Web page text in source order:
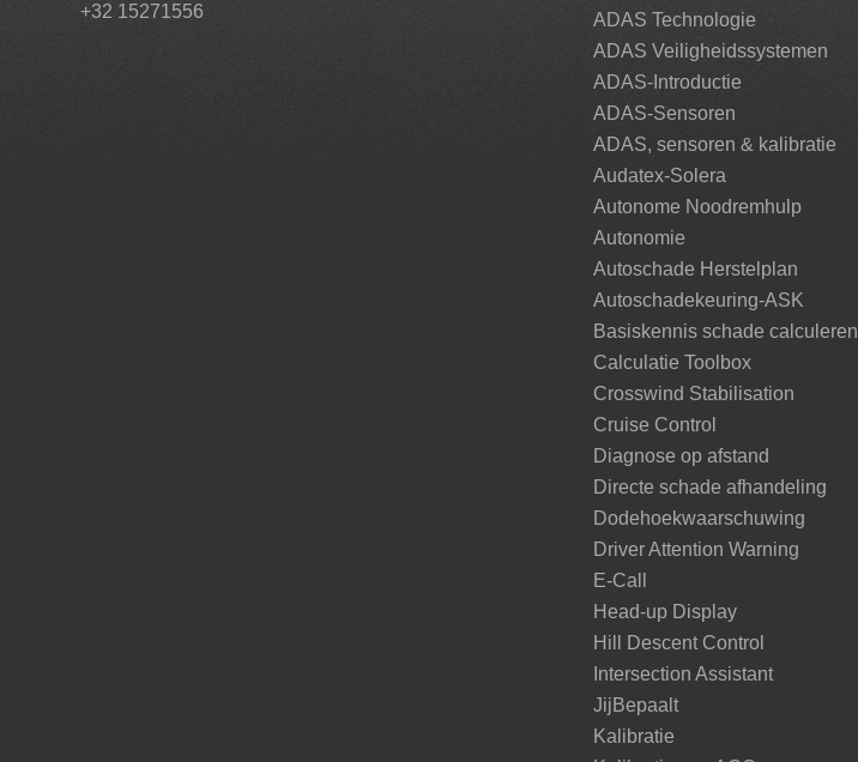
+32 15271556
ADAS Technologie
ADAS Veiligheidssystemen
ADAS-Introductie
ADAS-Sensoren
ADAS, sensoren & kalibratie
Audatex-Solera
Autonome Noodremhulp
Autonomie
Autoschade Herstelplan
Autoschadekeuring-ASK
Basiskennis schade calculeren
Calculatie Toolbox
Crosswind Stabilisation
Cruise Control
Diagnose op afstand
Directe schade afhandeling
Dodehoekwaarschuwing
Driver Attention Warning
E-Call
Head-up Display
Hill Descent Control
Intersection Assistant
JijBepaalt
Kalibratie